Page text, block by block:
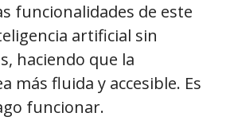
funcionalidades de este
artificial sin
haciendo que la
más fluida y accesible. Es
funcionar.